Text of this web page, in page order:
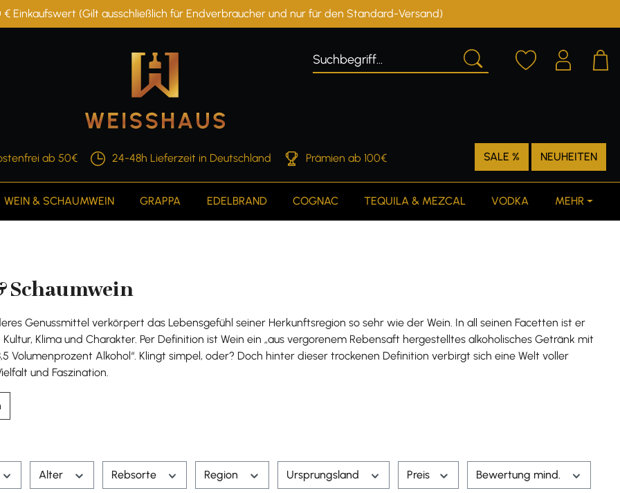
Einkaufswert (Gilt ausschließlich für Endverbraucher und nur für den Standard-Versand)
ab 50€ 24-48h Lieferzeit in Deutschland Prämien ab 100€ SALE % NEUHEITEN
WEIN & SCHAUMWEIN GRAPPA EDELBRAND COGNAC TEQUILA & MEZCAL VODKA MEHR
Schaumwein
Genussmittel verkörpert das Lebensgefühl seiner Herkunftsregion so sehr wie der Wein. In all seinen Facetten ist er
Kultur, Klima und Charakter. Per Definition ist Wein ein „aus vergorenem Rebensaft hergestelltes alkoholisches Getränk mit
Volumenprozent Alkohol“. Klingt simpel, oder? Doch hinter dieser trockenen Definition verbirgt sich eine Welt voller
und Faszination.
Alter Rebsorte Region Ursprungsland Preis Bewertung mind.